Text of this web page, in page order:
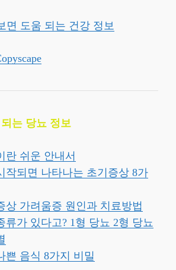
면 도움 되는 건강 정보
는 당뇨 정보
란 쉬운 안내서
작되면 나타나는 초기증상 8가
상 가려움증 원인과 치료방법
류가 있다고? 1형 당뇨 2형 당뇨
쁜 음식 8가지 비밀